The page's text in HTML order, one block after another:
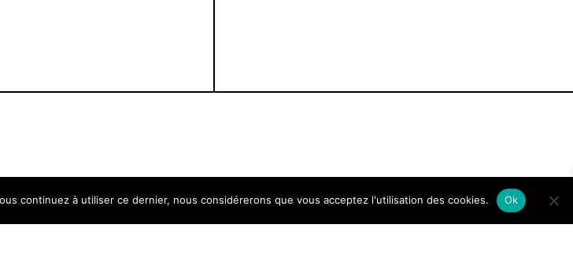
continuez à utiliser ce dernier, nous considérerons que vous acceptez l'utilisation des cookies. Ok